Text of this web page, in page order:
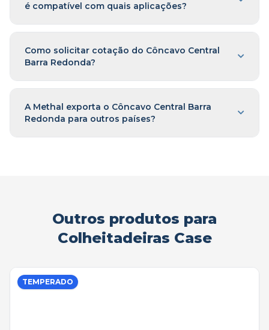
é compatível com quais aplicações?
Como solicitar cotação do Côncavo Central
Barra Redonda?
A Methal exporta o Côncavo Central Barra
Redonda para outros países?
Outros produtos para
Colheitadeiras Case
TEMPERADO